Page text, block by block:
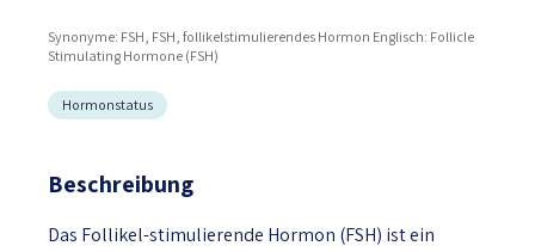
Synonyme: FSH, FSH, follikelstimulierendes Hormon Englisch: Follicle
Stimulating Hormone (FSH)
Hormonstatus
Beschreibung
Das Follikel-stimulierende Hormon (FSH) ist ein